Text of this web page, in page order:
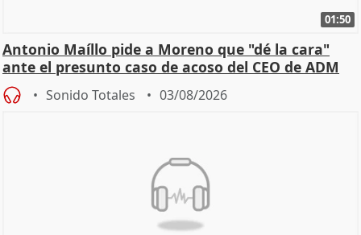
01:50
Antonio Maíllo pide a Moreno que "dé la cara"
ante el presunto caso de acoso del CEO de ADM
Sonido Totales 03/08/2026